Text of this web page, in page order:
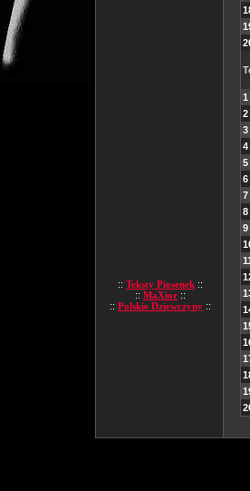
:: Teksty Piosenek ::
:: MaXior ::
:: Polskie Dziewczyny ::
1
2
3
4
5
6
7
8
9